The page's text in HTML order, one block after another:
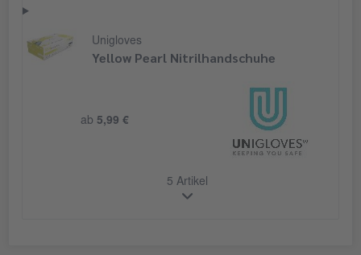
Unigloves
Yellow Pearl Nitrilhandschuhe
ab 5,99 €
5 Artikel